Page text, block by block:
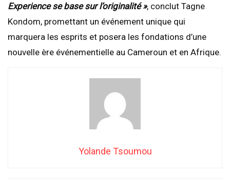
Experience se base sur l’originalité », conclut Tagne
Kondom, promettant un événement unique qui
marquera les esprits et posera les fondations d’une
nouvelle ère événementielle au Cameroun et en Afrique.
Yolande Tsoumou